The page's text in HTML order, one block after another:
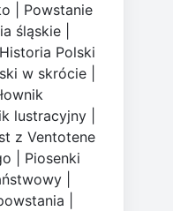
Powstanie
śląskie
Historia Polski
w skrócie
lustracyjny
z Ventotene
Piosenki